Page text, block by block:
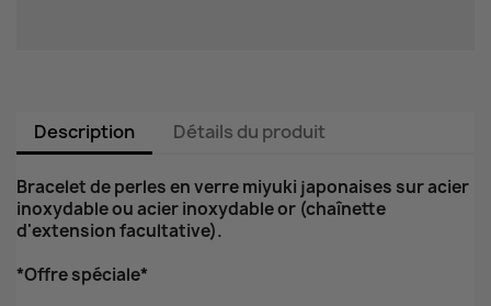
Description Détails du produit
Bracelet de perles en verre miyuki japonaises sur acier
inoxydable ou acier inoxydable or (chaînette
d'extension facultative).
*Offre spéciale*